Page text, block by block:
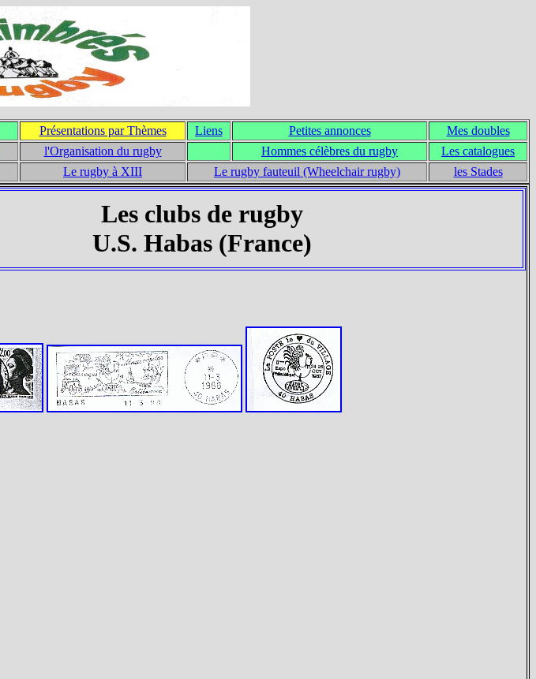
Présentations par Thèmes Liens Petites annonces
Mes doubles
l'Organisation du rugby Hommes célèbres du rugby
Les catalogues
Le rugby à XIII Le rugby fauteuil (Wheelchair rugby)
les Stades
Les clubs de rugby
U.S. Habas (France)